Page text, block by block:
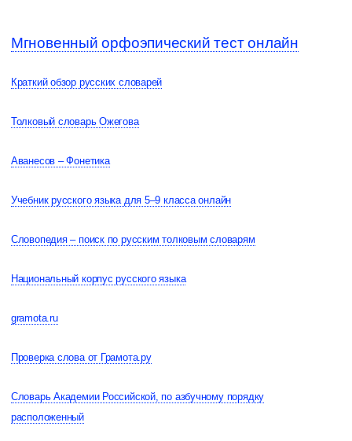
Мгновенный орфоэпический тест онлайн
Краткий обзор русских словарей
Толковый словарь Ожегова
Аванесов – Фонетика
Учебник русского языка для 5–9 класса онлайн
Словопедия – поиск по русским толковым словарям
Национальный корпус русского языка
gramota.ru
Проверка слова от Грамота.ру
Словарь Академии Российской, по азбучному порядку
расположенный